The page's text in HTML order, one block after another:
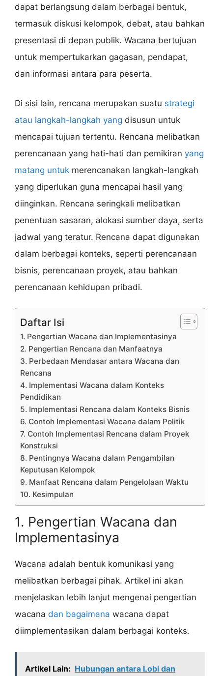
dapat berlangsung dalam berbagai bentuk,
termasuk diskusi kelompok, debat, atau bahkan
presentasi di depan publik. Wacana bertujuan
untuk mempertukarkan gagasan, pendapat,
dan informasi antara para peserta.
Di sisi lain, rencana merupakan suatu strategi
atau langkah-langkah yang disusun untuk
mencapai tujuan tertentu. Rencana melibatkan
perencanaan yang hati-hati dan pemikiran yang
matang untuk merencanakan langkah-langkah
yang diperlukan guna mencapai hasil yang
diinginkan. Rencana seringkali melibatkan
penentuan sasaran, alokasi sumber daya, serta
jadwal yang teratur. Rencana dapat digunakan
dalam berbagai konteks, seperti perencanaan
bisnis, perencanaan proyek, atau bahkan
perencanaan kehidupan pribadi.
Daftar Isi
1. Pengertian Wacana dan Implementasinya
2. Pengertian Rencana dan Manfaatnya
3. Perbedaan Mendasar antara Wacana dan
Rencana
4. Implementasi Wacana dalam Konteks
Pendidikan
5. Implementasi Rencana dalam Konteks Bisnis
6. Contoh Implementasi Wacana dalam Politik
7. Contoh Implementasi Rencana dalam Proyek
Konstruksi
8. Pentingnya Wacana dalam Pengambilan
Keputusan Kelompok
9. Manfaat Rencana dalam Pengelolaan Waktu
10. Kesimpulan
1. Pengertian Wacana dan
Implementasinya
Wacana adalah bentuk komunikasi yang
melibatkan berbagai pihak. Artikel ini akan
menjelaskan lebih lanjut mengenai pengertian
wacana dan bagaimana wacana dapat
diimplementasikan dalam berbagai konteks.
Artikel Lain: Hubungan antara Lobi dan